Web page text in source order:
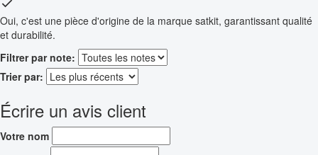
Oui, c'est une pièce d'origine de la marque satkit, garantissant qualité
et durabilité.
Filtrer par note:
Trier par:
Écrire un avis client
Votre nom